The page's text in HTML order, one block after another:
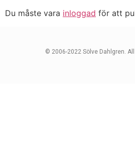
Du måste vara inloggad för att
© 2006-2022 Sölve Dahlgren.